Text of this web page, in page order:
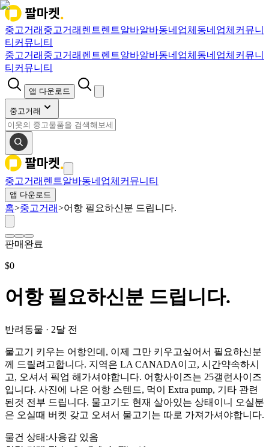
중고거래 중고거래 렌트렌트알바알바동네업체 동네업체 커뮤니
티 커뮤니티
중고거래 중고거래 렌트렌트알바알바동네업체 동네업체 커뮤니
티 커뮤니티
앱 다운로드
중고거래
중고거래 렌트알바동네업체 커뮤니티
앱 다운로드
홈>중고거래>어항 필요하신분 드립니다.
판매완료
$0
어항 필요하신분 드립니다.
반려동물 · 2달 전
물고기 키우는 어항인데, 이제 그만 키우고싶어서 필요하신분
께 드릴려고합니다. 지역은 LA CANADA이고, 시간약속하시
고, 오셔서 픽업 해가셔야합니다. 어항사이즈는 25갤런사이즈
입니다. 사진에 나온 어항 스텐드, 먹이 Extra pump, 기타 관련
된것 전부 드립니다. 물고기도 현재 살아있는 상태이니 오실분
은 오실때 버켓 갖고 오셔서 물고기는 따로 가져가셔야합니다.
물건 상태 :사용감 있음